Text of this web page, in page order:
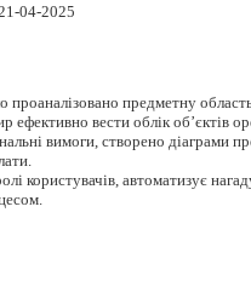
04-2025
проаналізовано предметну
ефективно вести облік об’єктів
вимоги, створено діаграми
користувачів, автоматизує